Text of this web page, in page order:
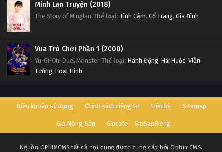
Minh Lan Truyện (2018)
The Story of Minglan Thể loại: Tình Cảm, Cổ Trang, Gia Đình
Vua Trò Chơi Phần 1 (2000)
Yu-Gi-Oh! Duel Monster Thể loại: Hành Động, Hài Hước, Viễn
Tưởng, Hoạt Hình
Điều khoản sử dụng Chính sách riêng tư Liên hệ Sitemap
Giá Nông Sản Giacafe GiaSauRieng
Nguồn OPHIMCMS tất cả nội dung được cung cấp bởi OphimCMS.